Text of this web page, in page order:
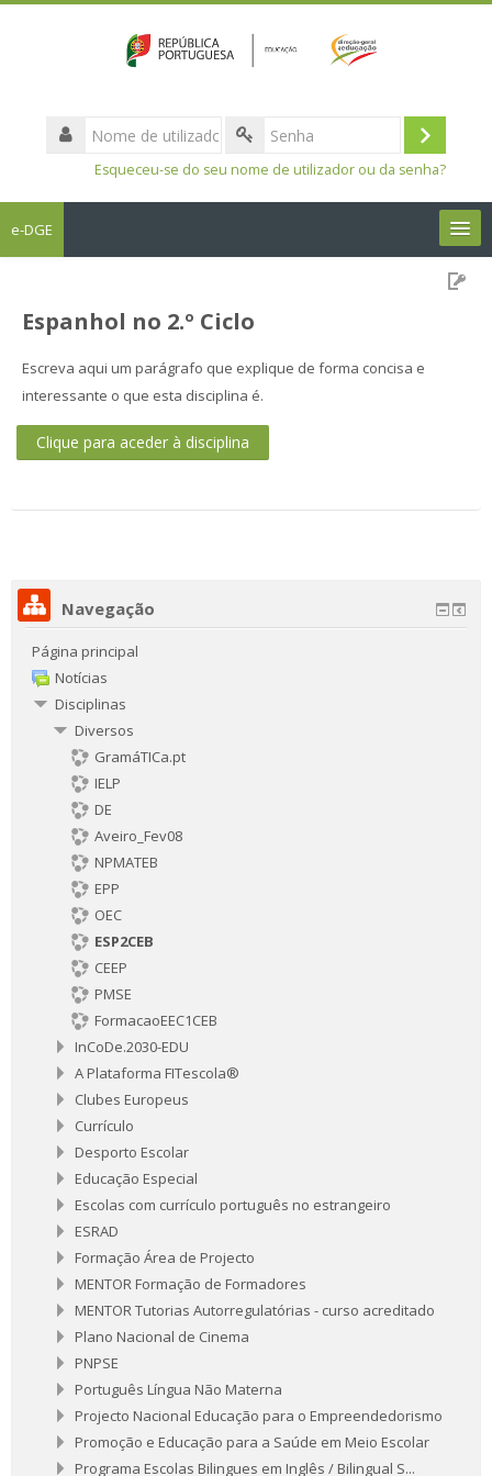
Nome
de
utilizador
Entrar
Esqueceu-se do seu nome de utilizador ou da senha?
e-DGE
Pesquisar
Espanhol no 2.º Ciclo
Escreva aqui um parágrafo que explique de forma concisa e
interessante o que esta disciplina é.
Clique para aceder à disciplina
Navegação
Página principal
Notícias
Disciplinas
Diversos
GramáTICa.pt
IELP
DE
Aveiro_Fev08
NPMATEB
EPP
OEC
ESP2CEB
CEEP
PMSE
FormacaoEEC1CEB
InCoDe.2030-EDU
A Plataforma FITescola®
Clubes Europeus
Currículo
Desporto Escolar
Educação Especial
Escolas com currículo português no estrangeiro
ESRAD
Formação Área de Projecto
MENTOR Formação de Formadores
MENTOR Tutorias Autorregulatórias - curso acreditado
Plano Nacional de Cinema
PNPSE
Português Língua Não Materna
Projecto Nacional Educação para o Empreendedorismo
Promoção e Educação para a Saúde em Meio Escolar
Programa Escolas Bilingues em Inglês / Bilingual S...